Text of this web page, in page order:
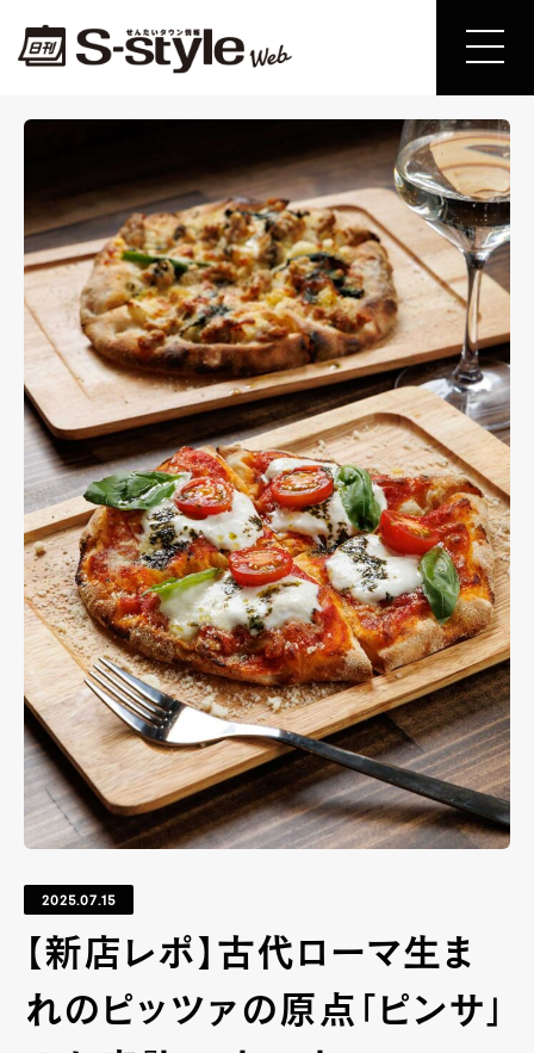
2025.07.15
【新店レポ】古代ローマ生ま
れのピッツァの原点「ピンサ」